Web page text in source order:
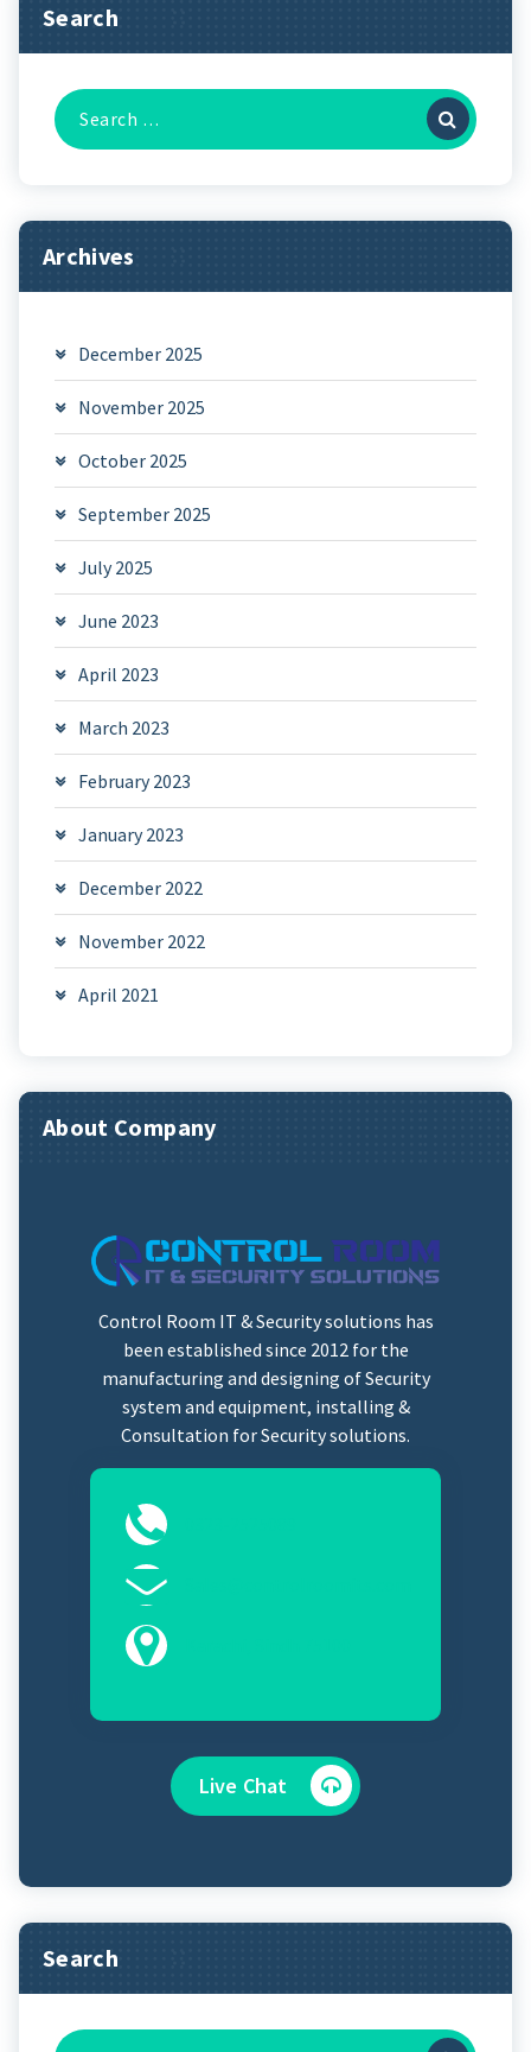
Search
Search
for:
Archives
December 2025
November 2025
October 2025
September 2025
July 2025
June 2023
April 2023
March 2023
February 2023
January 2023
December 2022
November 2022
April 2021
About Company
Control Room IT & Security solutions has
been established since 2012 for the
manufacturing and designing of Security
system and equipment, installing &
Consultation for Security solutions.
Live Chat
Search
Search